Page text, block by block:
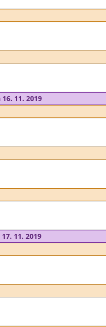
11. 2019
11. 2019